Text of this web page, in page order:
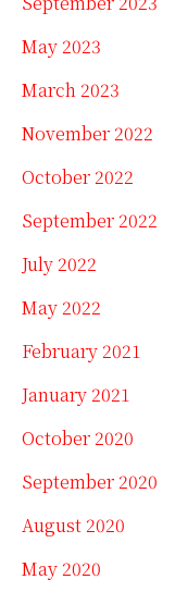
May 2023
March 2023
November 2022
October 2022
September 2022
July 2022
May 2022
February 2021
January 2021
October 2020
September 2020
August 2020
May 2020